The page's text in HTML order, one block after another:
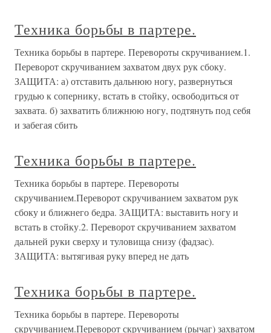
Техника борьбы в партере.
Техника борьбы в партере. Перевороты скручиванием.1.
Переворот скручиванием захватом двух рук сбоку.
ЗАЩИТА: а) отставить дальнюю ногу, развернуться
грудью к сопернику, встать в стойку, освободиться от
захвата. б) захватить ближнюю ногу, подтянуть под себя
и забегая сбить
Техника борьбы в партере.
Техника борьбы в партере. Перевороты
скручиванием.Переворот скручиванием захватом рук
сбоку и ближнего бедра. ЗАЩИТА: выставить ногу и
встать в стойку.2. Переворот скручиванием захватом
дальней руки сверху и туловища снизу (фадзас).
ЗАЩИТА: вытягивая руку вперед не дать
Техника борьбы в партере.
Техника борьбы в партере. Перевороты
скручиванием.Переворот скручиванием (рычаг) захватом